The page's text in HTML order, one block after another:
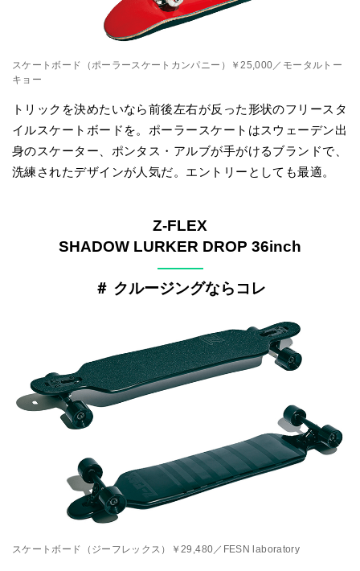
スケートボード（ポーラースケートカンパニー）￥25,000／モータルトー
キョー
トリックを決めたいなら前後左右が反った形状のフリースタ
イルスケートボードを。ポーラースケートはスウェーデン出
身のスケーター、ポンタス・アルブが手がけるブランドで、
洗練されたデザインが人気だ。エントリーとしても最適。
Z-FLEX
SHADOW LURKER DROP 36inch
———
＃ クルージングならコレ
スケートボード（ジーフレックス）￥29,480／FESN laboratory